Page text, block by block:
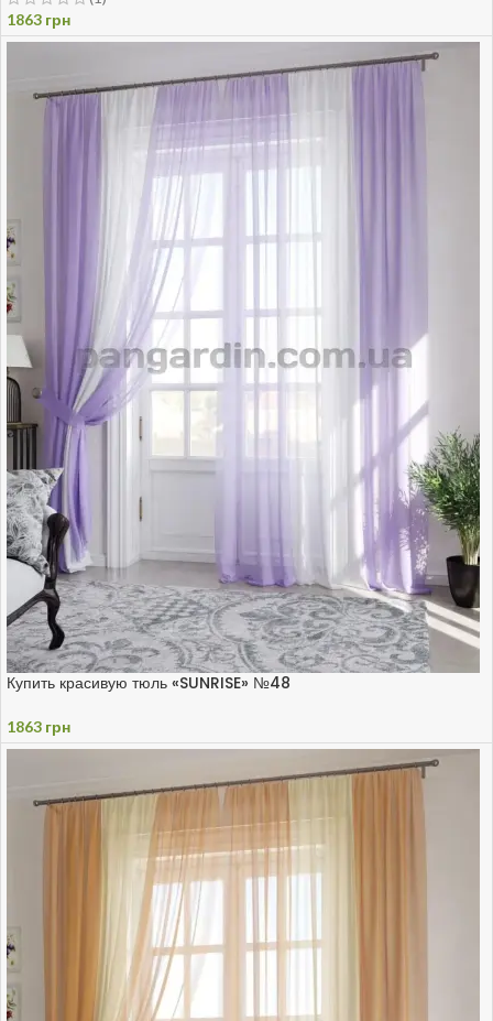
1863 грн
Купить красивую тюль «SUNRISE» №48
1863 грн